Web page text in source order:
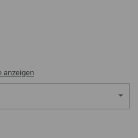
anzeigen